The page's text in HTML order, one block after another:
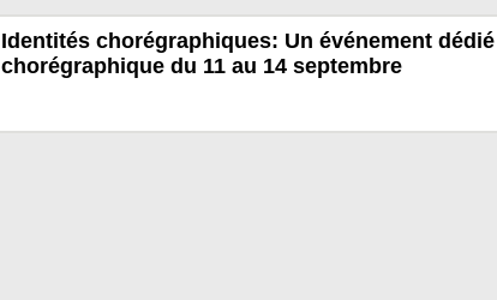
Identités chorégraphiques: Un événement
chorégraphique du 11 au 14 septembre